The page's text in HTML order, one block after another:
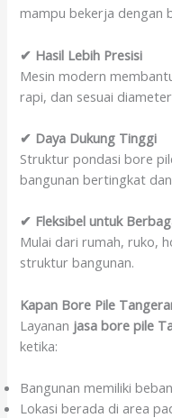
mampu bekerja dengan
✔ Hasil Lebih Presisi
Mesin modern
rapi, dan sesuai
✔ Daya Dukung Tinggi
Struktur pondasi bore
bangunan bertingkat
✔ Fleksibel untuk
Mulai dari rumah, ruko,
struktur bangunan.
Kapan Bore Pile
Layanan jasa bore pile
ketika:
Bangunan memiliki
Lokasi berada di area